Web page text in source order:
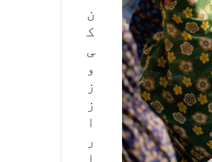
ن
ک
ی
و
ز
ز
ا
ر